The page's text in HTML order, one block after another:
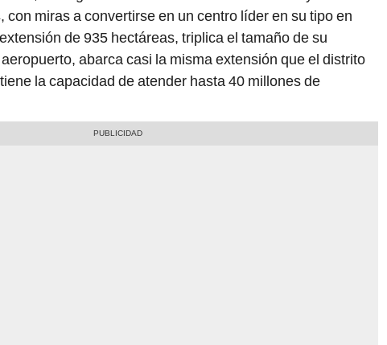
con miras a convertirse en un centro líder en su tipo en
de 935 hectáreas, triplica el tamaño de su
abarca casi la misma extensión que el distrito
la capacidad de atender hasta 40 millones de